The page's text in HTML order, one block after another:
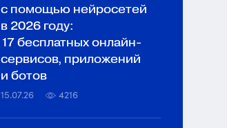
с помощью нейросетей
в 2026 году:
17 бесплатных онлайн-
сервисов, приложений
и ботов
15.07.26
4216